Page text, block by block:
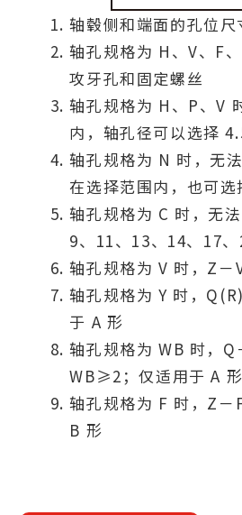
轴毂侧和端面的孔位
轴孔规格为 H、V、F
攻牙孔和固定螺丝
轴孔规格为 H、P、V
内，轴孔径可以选择
轴孔规格为 N 时，无
在选择范围内，也可
轴孔规格为 C 时，无法
9、11、13、14、17
轴孔规格为 V 时，Z
轴孔规格为 Y 时，
于 A 形
轴孔规格为 WB 时，
WB≥2；仅适用于 A 形
轴孔规格为 F 时，Z
B 形